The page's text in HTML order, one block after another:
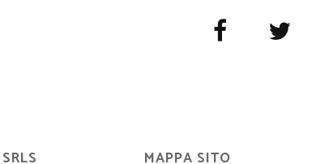
MAPPA SITO